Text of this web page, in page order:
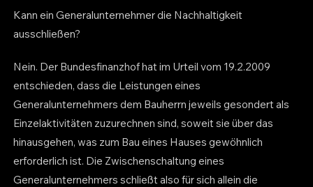
Kann ein Generalunternehmer die Nachhaltigkeit
ausschließen?
Nein. Der Bundesfinanzhof hat im Urteil vom 19.2.2009
entschieden, dass die Leistungen eines
Generalunternehmers dem Bauherrn jeweils gesondert als
Einzelaktivitäten zuzurechnen sind, soweit sie über das
hinausgehen, was zum Bau eines Hauses gewöhnlich
erforderlich ist. Die Zwischenschaltung eines
Generalunternehmers schließt also für sich allein die